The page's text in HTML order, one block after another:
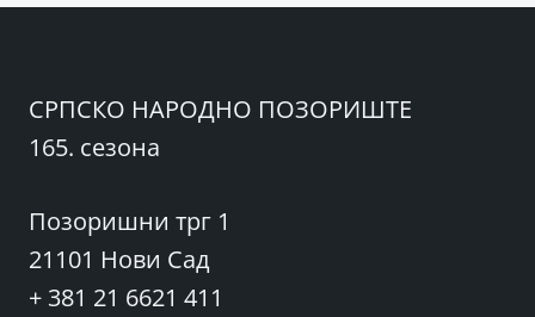
СРПСКО НАРОДНО ПОЗОРИШТЕ
165. сезона
Позоришни трг 1
21101 Нови Сад
+ 381 21 6621 411